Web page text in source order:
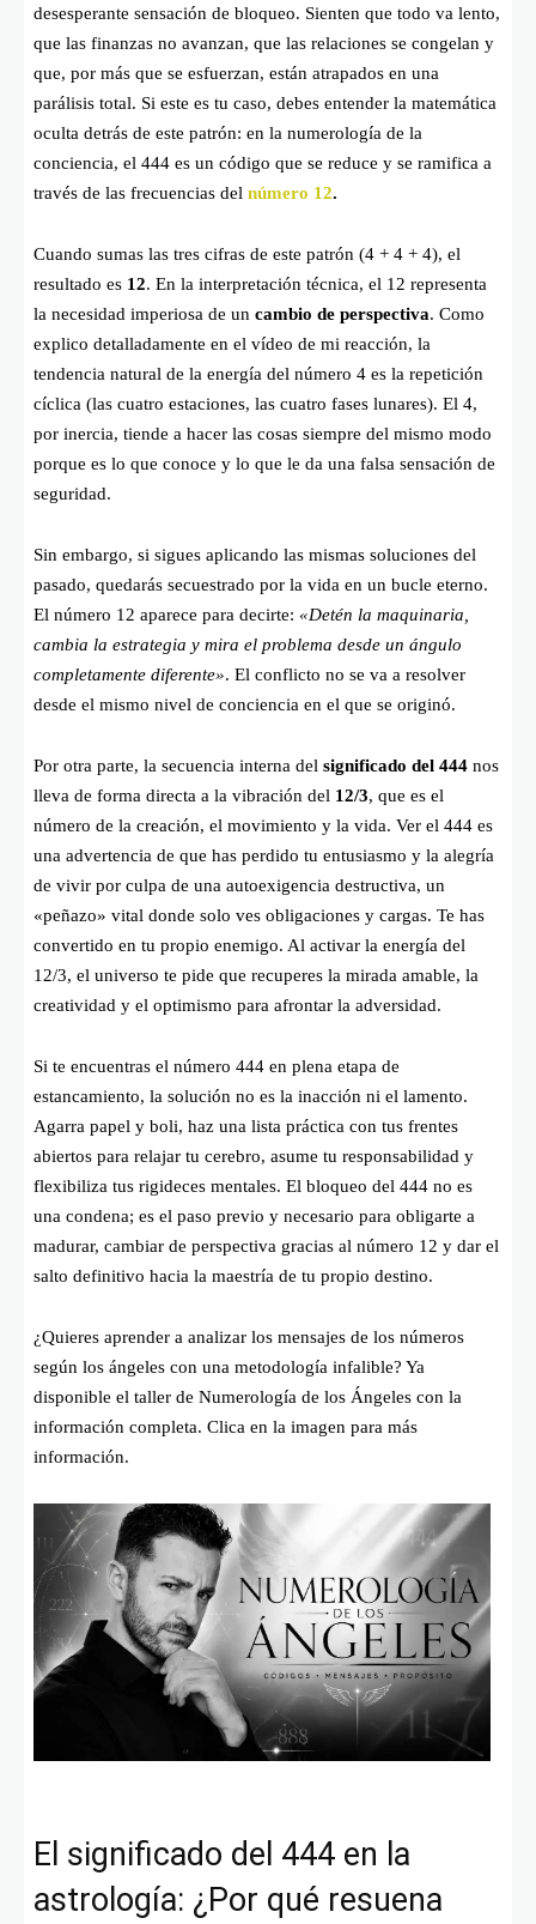
desesperante sensación de bloqueo. Sienten que todo va lento,
que las finanzas no avanzan, que las relaciones se congelan y
que, por más que se esfuerzan, están atrapados en una
parálisis total. Si este es tu caso, debes entender la matemática
oculta detrás de este patrón: en la numerología de la
conciencia, el 444 es un código que se reduce y se ramifica a
través de las frecuencias del número 12.
Cuando sumas las tres cifras de este patrón (4 + 4 + 4), el
resultado es 12. En la interpretación técnica, el 12 representa
la necesidad imperiosa de un cambio de perspectiva. Como
explico detalladamente en el vídeo de mi reacción, la
tendencia natural de la energía del número 4 es la repetición
cíclica (las cuatro estaciones, las cuatro fases lunares). El 4,
por inercia, tiende a hacer las cosas siempre del mismo modo
porque es lo que conoce y lo que le da una falsa sensación de
seguridad.
Sin embargo, si sigues aplicando las mismas soluciones del
pasado, quedarás secuestrado por la vida en un bucle eterno.
El número 12 aparece para decirte: «Detén la maquinaria,
cambia la estrategia y mira el problema desde un ángulo
completamente diferente». El conflicto no se va a resolver
desde el mismo nivel de conciencia en el que se originó.
Por otra parte, la secuencia interna del significado del 444 nos
lleva de forma directa a la vibración del 12/3, que es el
número de la creación, el movimiento y la vida. Ver el 444 es
una advertencia de que has perdido tu entusiasmo y la alegría
de vivir por culpa de una autoexigencia destructiva, un
«peñazo» vital donde solo ves obligaciones y cargas. Te has
convertido en tu propio enemigo. Al activar la energía del
12/3, el universo te pide que recuperes la mirada amable, la
creatividad y el optimismo para afrontar la adversidad.
Si te encuentras el número 444 en plena etapa de
estancamiento, la solución no es la inacción ni el lamento.
Agarra papel y boli, haz una lista práctica con tus frentes
abiertos para relajar tu cerebro, asume tu responsabilidad y
flexibiliza tus rigideces mentales. El bloqueo del 444 no es
una condena; es el paso previo y necesario para obligarte a
madurar, cambiar de perspectiva gracias al número 12 y dar el
salto definitivo hacia la maestría de tu propio destino.
¿Quieres aprender a analizar los mensajes de los números
según los ángeles con una metodología infalible? Ya
disponible el taller de Numerología de los Ángeles con la
información completa. Clica en la imagen para más
información.
El significado del 444 en la
astrología: ¿Por qué resuena